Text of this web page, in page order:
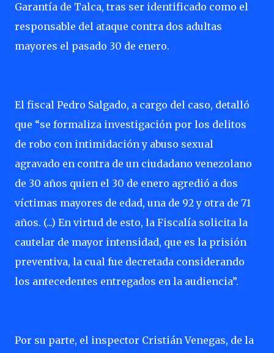
Garantía de Talca, tras ser identificado como el
responsable del ataque contra dos adultas
mayores el pasado 30 de enero.
El fiscal Pedro Salgado, a cargo del caso, detalló
que “se formaliza investigación por los delitos
de robo con intimidación y abuso sexual
agravado en contra de un ciudadano venezolano
de 30 años quien el 30 de enero agredió a dos
víctimas mayores de edad, una de 92 y otra de 71
años. (...) En virtud de esto, la Fiscalía solicita la
cautelar de mayor intensidad, que es la prisión
preventiva, la cual fue decretada considerando
los antecedentes entregados en la audiencia”.
Por su parte, el inspector Cristián Venegas, de la